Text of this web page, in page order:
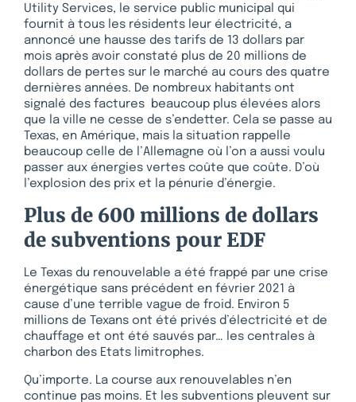
Utility Services, le service public municipal qui
fournit à tous les résidents leur électricité, a
annoncé une hausse des tarifs de 13 dollars par
mois après avoir constaté plus de 20 millions de
dollars de pertes sur le marché au cours des quatre
dernières années. De nombreux habitants ont
signalé des factures beaucoup plus élevées alors
que la ville ne cesse de s’endetter. Cela se passe au
Texas, en Amérique, mais la situation rappelle
beaucoup celle de l’Allemagne où l’on a aussi voulu
passer aux énergies vertes coûte que coûte. D’où
l’explosion des prix et la pénurie d’énergie.
Plus de 600 millions de dollars
de subventions pour EDF
Le Texas du renouvelable a été frappé par une crise
énergétique sans précédent en février 2021 à
cause d’une terrible vague de froid. Environ 5
millions de Texans ont été privés d’électricité et de
chauffage et ont été sauvés par… les centrales à
charbon des Etats limitrophes.
Qu’importe. La course aux renouvelables n’en
continue pas moins. Et les subventions pleuvent sur